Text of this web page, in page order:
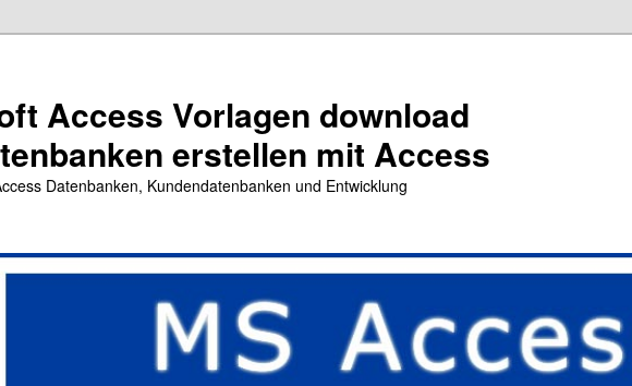
Access Vorlagen download
erstellen mit Access
Datenbanken, Kundendatenbanken und Entwicklung